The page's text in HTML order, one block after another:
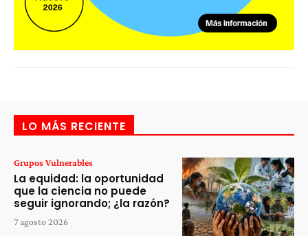
LO MÁS RECIENTE
Grupos Vulnerables
La equidad: la oportunidad
que la ciencia no puede
seguir ignorando; ¿la razón?
7 agosto 2026